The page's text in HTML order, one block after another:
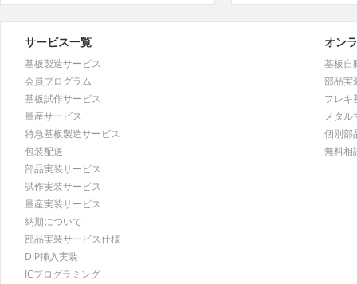
18
19 20 21 22 23
24
サービス一覧
基板製造サービス
会員プログラム
基板試作サービス
量産サービス
特急基板製造サービス
包装配送
部品実装サービス
試作実装サービス
量産実装サービス
納期について
部品実装サービス仕様
DIP挿入実装
ICプログラミング
オン
基板自
部品実
フレキ
メタル
個別部
無料相